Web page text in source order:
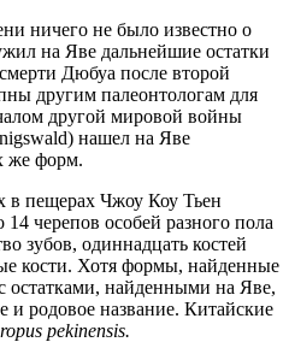
ничего не было известно о
на Яве дальнейшие остатки
Дюбуа после второй
другим палеонтологам для
другой мировой войны
нашел на Яве
же форм.
в пещерах Чжоу Коу Тьен
черепов особей разного пола
зубов, одиннадцать костей
кости. Хотя формы, найденные
остатками, найденными на Яве,
и родовое название. Китайские
pekinensis.